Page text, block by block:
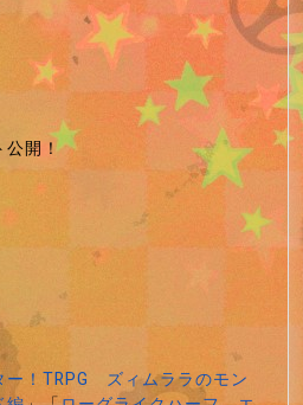
公開！
ー！TRPG ズィムララのモン